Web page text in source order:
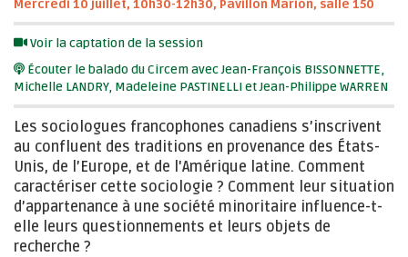
Mercredi 10 juillet, 10h30-12h30, Pavillon Marion, salle 150
Voir la captation de la session
Écouter le balado du Circem avec Jean-François BISSONNETTE,
Michelle LANDRY, Madeleine PASTINELLI et Jean-Philippe WARREN
Les sociologues francophones canadiens s’inscrivent
au confluent des traditions en provenance des États-
Unis, de l’Europe, et de l'Amérique latine. Comment
caractériser cette sociologie ? Comment leur situation
d’appartenance à une société minoritaire influence-t-
elle leurs questionnements et leurs objets de
recherche ?